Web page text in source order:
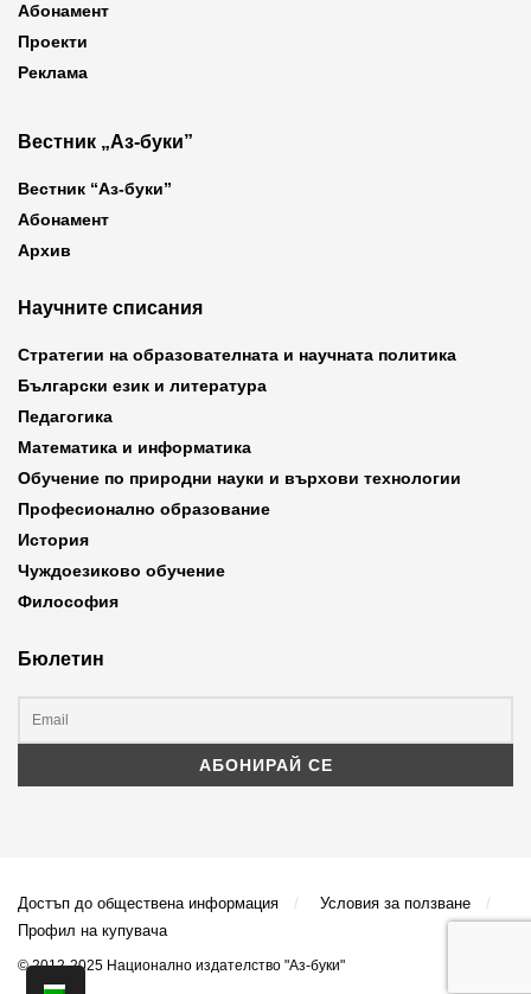
Абонамент
Проекти
Реклама
Вестник „Аз-буки”
Вестник “Аз-буки”
Абонамент
Архив
Научните списания
Стратегии на образователната и научната политика
Български език и литература
Педагогика
Математика и информатика
Обучение по природни науки и върхови технологии
Професионално образование
История
Чуждоезиково обучение
Философия
Бюлетин
Достъп до обществена информация
Условия за ползване
Профил на купувача
© 2012-2025 Национално издателство "Аз-буки"